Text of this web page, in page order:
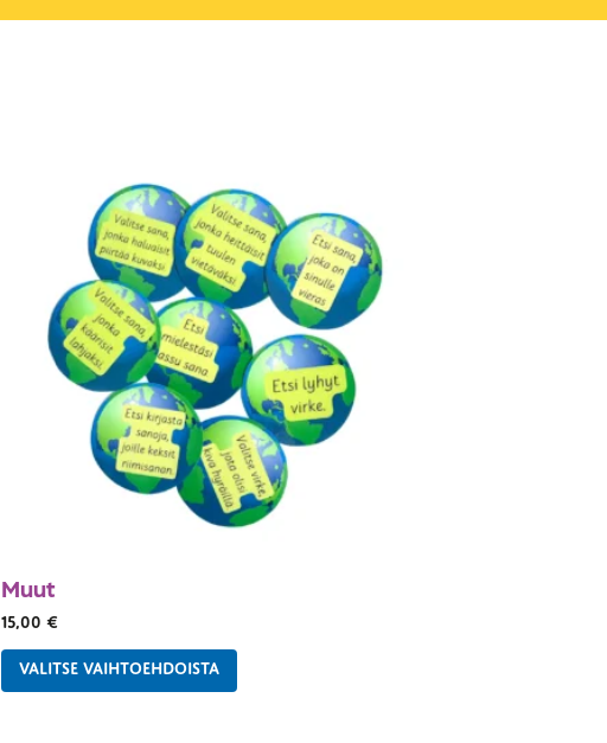
Muut
15,00€
VALITSE VAIHTOEHDOISTA